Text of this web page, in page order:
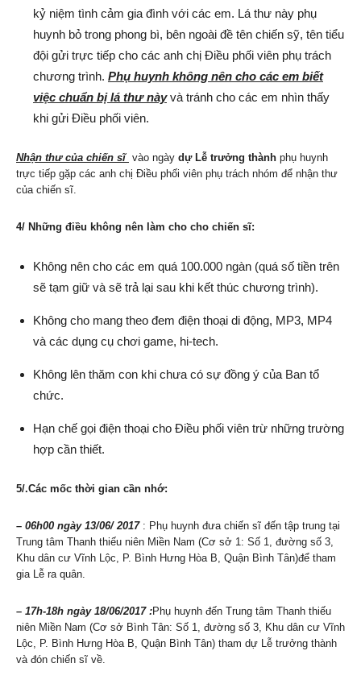
kỷ niệm tình cảm gia đình với các em. Lá thư này phụ
huynh bỏ trong phong bì, bên ngoài đề tên chiến sỹ, tên tiểu
đội gửi trực tiếp cho các anh chị Điều phối viên phụ trách
chương trình. Phụ huynh không nên cho các em biết
việc chuẩn bị lá thư nàyvà tránh cho các em nhìn thấy
khi gửi Điều phối viên.
Nhận thư của chiến sĩ vào ngày dự Lễ trưởng thành phụ huynh
trực tiếp gặp các anh chị Điều phối viên phụ trách nhóm để nhận thư
của chiến sĩ.
4/ Những điều không nên làm cho cho chiến sĩ:
Không nên cho các em quá 100.000 ngàn (quá số tiền trên
sẽ tạm giữ và sẽ trả lại sau khi kết thúc chương trình).
Không cho mang theo đem điện thoại di động, MP3, MP4
và các dụng cụ chơi game, hi-tech.
Không lên thăm con khi chưa có sự đồng ý của Ban tổ
chức.
Hạn chế gọi điện thoại cho Điều phối viên trừ những trường
hợp cần thiết.
5/.Các mốc thời gian cần nhớ:
– 06h00 ngày 13/06/ 2017 : Phụ huynh đưa chiến sĩ đến tập trung tại
Trung tâm Thanh thiếu niên Miền Nam (Cơ sở 1: Số 1, đường số 3,
Khu dân cư Vĩnh Lộc, P. Bình Hưng Hòa B, Quận Bình Tân)để tham
gia Lễ ra quân.
– 17h-18h ngày 18/06/2017 :Phụ huynh đến Trung tâm Thanh thiếu
niên Miền Nam (Cơ sở Bình Tân: Số 1, đường số 3, Khu dân cư Vĩnh
Lộc, P. Bình Hưng Hòa B, Quận Bình Tân) tham dự Lễ trưởng thành
và đón chiến sĩ về.